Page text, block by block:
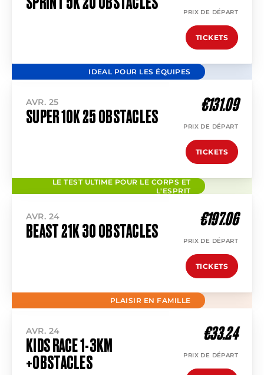
PRIX DE DÉPART
TICKETS
IDEAL POUR LES ÉQUIPES
AVR. 25
SUPER 10K 25 OBSTACLES
€131.09
PRIX DE DÉPART
TICKETS
LE TEST ULTIME POUR LE CORPS ET
L'ESPRIT
AVR. 24
BEAST 21K 30 OBSTACLES
€197.06
PRIX DE DÉPART
TICKETS
PLAISIR EN FAMILLE
AVR. 24
KIDS RACE 1-3KM
+OBSTACLES
€33.24
PRIX DE DÉPART